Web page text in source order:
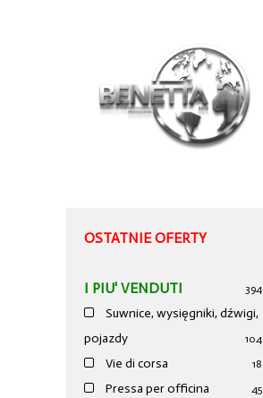
OSTATNIE OFERTY
I PIU' VENDUTI 394
Suwnice, wysięgniki, dźwigi,
pojazdy
104
Vie di corsa 18
Pressa per officina 45